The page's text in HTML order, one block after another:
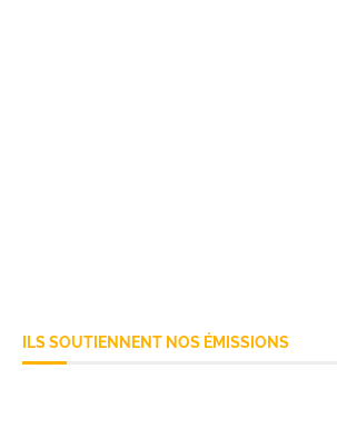
ILS SOUTIENNENT NOS ÉMISSIONS